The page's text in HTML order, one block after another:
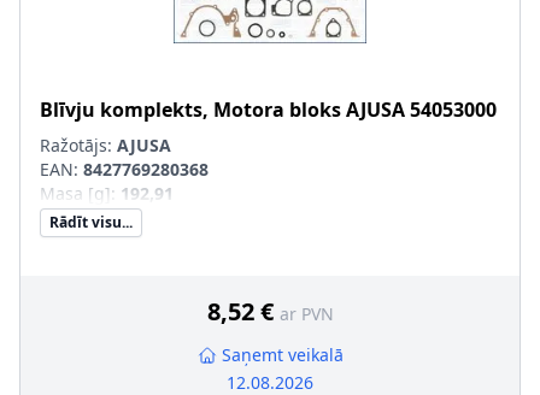
Blīvju komplekts, Motora bloksAJUSA54053000
Ražotājs: AJUSA
EAN: 8427769280368
Masa [g]: 192,91
Rādīt visu...
8,52 € ar PVN
Saņemt veikalā
12.08.2026